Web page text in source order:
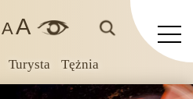
Turysta Tężnia
AA